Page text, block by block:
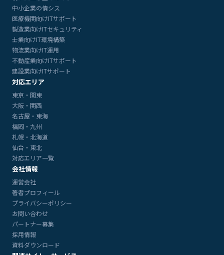
中小企業の情シス
医療機関向けITサポート
製造業向けITセキュリティ
士業向けIT環境構築
物流業向けIT運用
不動産業向けITサポート
建設業向けITサポート
対応エリア
東京・関東
大阪・関西
名古屋・東海
福岡・九州
札幌・北海道
仙台・東北
対応エリア一覧
会社情報
運営会社
著者プロフィール
プライバシーポリシー
お問い合わせ
パートナー募集
採用情報
資料ダウンロード